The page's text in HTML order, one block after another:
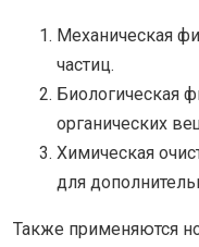
Механическая
частиц.
Биологическая
органических
Химическая
для
Также применяются